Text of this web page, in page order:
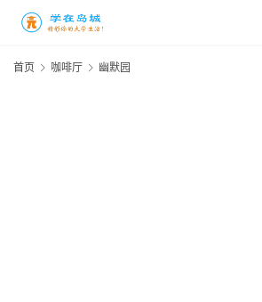
首页 咖啡厅 幽默园